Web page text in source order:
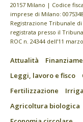
20157 Milano | Codice
imprese di Milano:
Registrazione Tribunale
registrata presso il
ROC n. 24344 dell’11
Attualità
Leggi, lavoro e fisco
Fertilizzazione
Agricoltura biologica